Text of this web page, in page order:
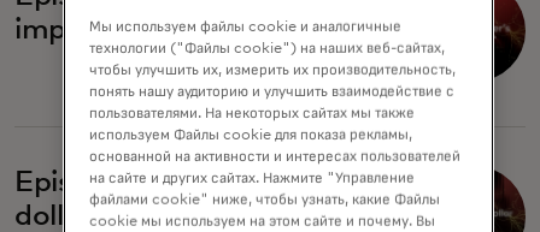
imposter's playbook
Episode three: The billion-
dollar illusion
Мы используем файлы cookie и аналогичные
технологии ("Файлы cookie") на наших веб-сайтах,
чтобы улучшить их, измерить их производительность,
понять нашу аудиторию и улучшить взаимодействие с
пользователями. На некоторых сайтах мы также
используем Файлы cookie для показа рекламы,
основанной на активности и интересах пользователей
на сайте и других сайтах. Нажмите "Управление
файлами cookie" ниже, чтобы узнать, какие Файлы
cookie мы используем на этом сайте и почему. Вы